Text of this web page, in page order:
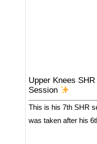
Upper Knees
Session
This is his 7th SHR
was taken after his